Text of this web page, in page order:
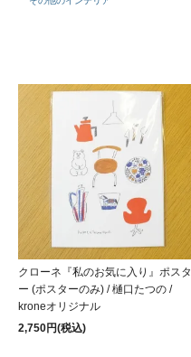
クローネ『私のお気に入り』ポスタ
ー (ポスターのみ) / 樋口たつの /
kroneオリジナル
2,750円(税込)